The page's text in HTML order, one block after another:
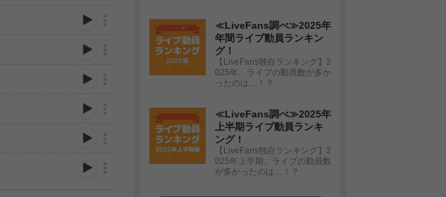
≪LiveFans調べ≫2025年
年間ライブ動員ランキン
グ！
【LiveFans独自ランキング】2
025年、ライブの動員数が多か
ったのは…！？
≪LiveFans調べ≫2025年
上半期ライブ動員ランキ
ング！
【LiveFans独自ランキング】2
025年上半期、ライブの動員数
が多かったのは…！？